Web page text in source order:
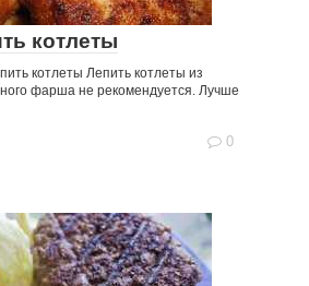
котлеты
котлеты Лепить котлеты из
фарша не рекомендуется. Лучше
0